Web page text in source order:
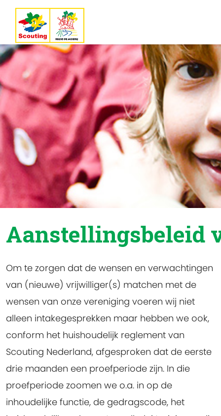
Om te zorgen dat de wensen en verwachtingen
van (nieuwe) vrijwilliger(s) matchen met de
wensen van onze vereniging voeren wij niet
alleen intakegesprekken maar hebben we ook,
conform het huishoudelijk reglement van
Scouting Nederland, afgesproken dat de eerste
drie maanden een proefperiode zijn. In die
proefperiode zoomen we o.a. in op de
inhoudelijke functie, de gedragscode, het